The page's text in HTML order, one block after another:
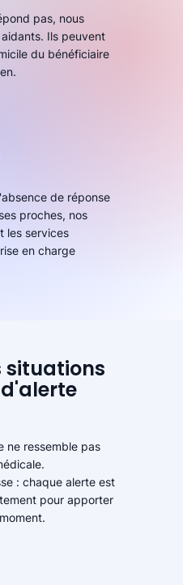
pas, nous
Ils peuvent
du bénéficiaire
de réponse
proches, nos
les services
en charge
situations
ne ressemble pas
: chaque alerte est
pour apporter